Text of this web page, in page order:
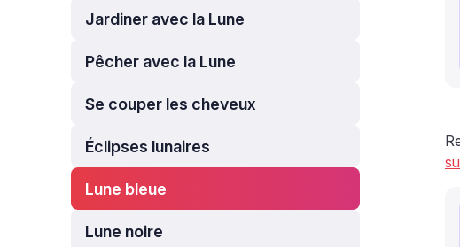
Jardiner avec la Lune
Pêcher avec la Lune
Se couper les cheveux
Éclipses lunaires
Lune bleue
Lune noire